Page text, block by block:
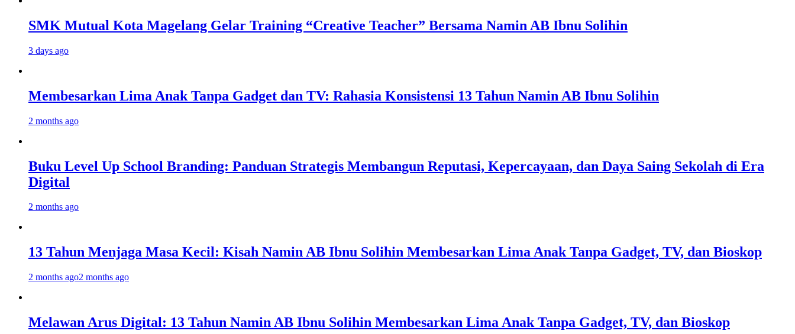
SMK Mutual Kota Magelang Gelar Training “Creative Teacher” Bersama Namin AB Ibnu Solihin
3 days ago
Membesarkan Lima Anak Tanpa Gadget dan TV: Rahasia Konsistensi 13 Tahun Namin AB Ibnu Solihin
2 months ago
Buku Level Up School Branding: Panduan Strategis Membangun Reputasi, Kepercayaan, dan Daya Saing Sekolah di Era
Digital
2 months ago
13 Tahun Menjaga Masa Kecil: Kisah Namin AB Ibnu Solihin Membesarkan Lima Anak Tanpa Gadget, TV, dan Bioskop
2 months ago2 months ago
Melawan Arus Digital: 13 Tahun Namin AB Ibnu Solihin Membesarkan Lima Anak Tanpa Gadget, TV, dan Bioskop